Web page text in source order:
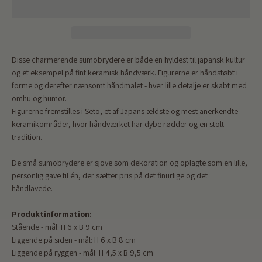
Disse charmerende sumobrydere er både en hyldest til japansk kultur
og et eksempel på fint keramisk håndværk. Figurerne er håndstøbt i
forme og derefter nænsomt håndmalet - hver lille detalje er skabt med
omhu og humor.
Figurerne fremstilles i Seto, et af Japans ældste og mest anerkendte
keramikområder, hvor håndværket har dybe rødder og en stolt
tradition.
De små sumobrydere er sjove som dekoration og oplagte som en lille,
personlig gave til én, der sætter pris på det finurlige og det
håndlavede.
Produktinformation:
Stående - mål: H 6 x B 9 cm
Liggende på siden - mål: H 6 x B 8 cm
Liggende på ryggen - mål: H 4,5 x B 9,5 cm